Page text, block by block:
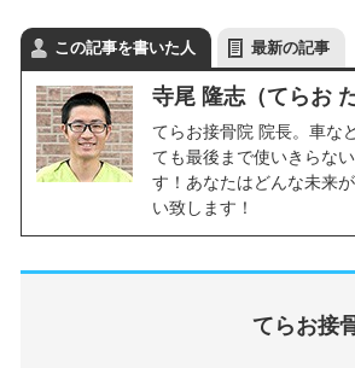
この記事を書いた人 最新の記事
寺尾 隆志（てらお
てらお接骨院 院長。車な
ても最後まで使いきらな
す！あなたはどんな未来
い致します！
てらお接